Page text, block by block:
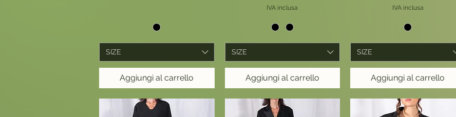
SIZE
Aggiungi al carrello
IVA inclusa
SIZE
Aggiungi al carrello
IVA inclusa
SIZE
Aggiungi al carrello